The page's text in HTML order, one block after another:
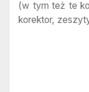
(w tym też te
korektor,